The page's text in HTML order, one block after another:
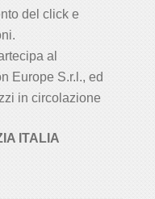
del click e
al
Europe S.r.l., ed
in circolazione
ITALIA